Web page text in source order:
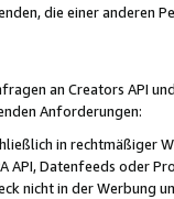
die einer anderen
an Creators API
Anforderungen:
in rechtmäßiger
API, Datenfeeds oder
nicht in der Werbung